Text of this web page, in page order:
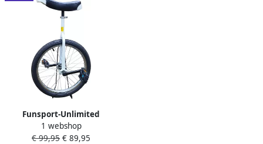
Funsport-Unlimited
Funsport Eenwieler 20 Wit
1 webshop
€ 99,95 € 89,95